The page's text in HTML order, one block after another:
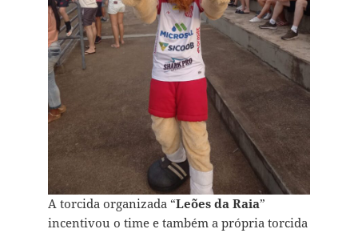
A torcida organizada “Leões da Raia”
incentivou o time e também a própria torcida